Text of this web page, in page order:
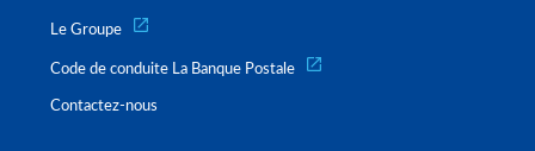
Le Groupe
Code de conduite La Banque Postale
Contactez-nous